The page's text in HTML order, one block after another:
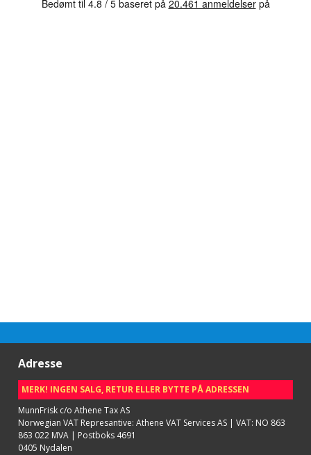
Adresse
MERK! INGEN SALG, RETUR ELLER BYTTE PÅ ADRESSEN
MunnFrisk c/o Athene Tax AS
Norwegian VAT Represantive: Athene VAT Services AS | VAT: NO 863
863 022 MVA | Postboks 4691
0405 Nydalen